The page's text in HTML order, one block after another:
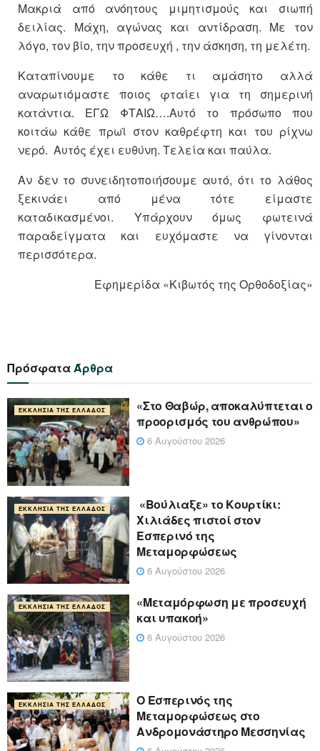
Μακριά από ανόητους μιμητισμούς και σιωπή
δειλίας. Μάχη, αγώνας και αντίδραση. Με τον
λόγο, τον βίο, την προσευχή , την άσκηση, τη μελέτη.
Καταπίνουμε το κάθε τι αμάσητο αλλά
αναρωτιόμαστε ποιος φταίει για τη σημερινή
κατάντια. ΕΓΩ ΦΤΑΙΩ….Αυτό το πρόσωπο που
κοιτάω κάθε πρωϊ στον καθρέφτη και του ρίχνω
νερό. Aυτός έχει ευθύνη. Τελεία και παύλα.
Αν δεν το συνειδητοποιήσουμε αυτό, ότι το λάθος
ξεκινάει από μένα τότε είμαστε
καταδικασμένοι. Υπάρχουν όμως φωτεινά
παραδείγματα και ευχόμαστε να γίνονται
περισσότερα.
Εφημερίδα «Κιβωτός της Ορθοδοξίας»
ΠρόσφαταΆρθρα
ΕΚΚΛΗΣΊΑ ΤΗΣ ΕΛΛΆΔΟΣ
«Στο Θαβώρ, αποκαλύπτεται ο
προορισμός του ανθρώπου»
6 Αυγούστου 2026
ΕΚΚΛΗΣΊΑ ΤΗΣ ΕΛΛΆΔΟΣ
«Βούλιαξε» το Κουρτίκι:
Χιλιάδες πιστοί στον
Εσπερινό της
Μεταμορφώσεως
6 Αυγούστου 2026
ΕΚΚΛΗΣΊΑ ΤΗΣ ΕΛΛΆΔΟΣ
«Μεταμόρφωση με προσευχή
και υπακοή»
6 Αυγούστου 2026
ΕΚΚΛΗΣΊΑ ΤΗΣ ΕΛΛΆΔΟΣ
Ο Εσπερινός της
Μεταμορφώσεως στο
Ανδρομονάστηρο Μεσσηνίας